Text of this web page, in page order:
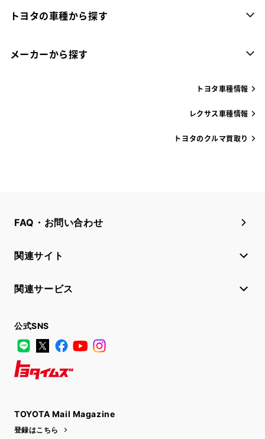
トヨタの車種から探す
メーカーから探す
トヨタ車種情報
レクサス車種情報
トヨタのクルマ買取り
FAQ・お問い合わせ
関連サイト
関連サービス
公式SNS
LINE
X FacebookYouTube
TOYOTA Mail Magazine
登録はこちら